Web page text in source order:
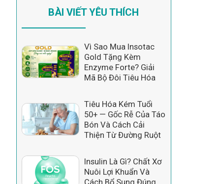
BÀI VIẾT YÊU THÍCH
Vì Sao Mua Insotac
Gold Tặng Kèm
Enzyme Forte? Giải
Mã Bộ Đôi Tiêu Hóa
Tiêu Hóa Kém Tuổi
50+ — Gốc Rễ Của Táo
Bón Và Cách Cải
Thiện Từ Đường Ruột
Insulin Là Gì? Chất Xơ
Nuôi Lợi Khuẩn Và